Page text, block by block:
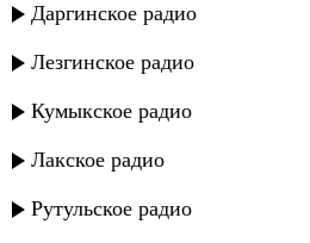
Даргинское радио
Лезгинское радио
Кумыкское радио
Лакское радио
Рутульское радио